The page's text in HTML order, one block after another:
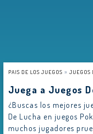
PAIS DE LOS JUEGOS JUEGOS
Juega a Juegos
¿Buscas los mejores
De Lucha en juegos
muchos jugadores